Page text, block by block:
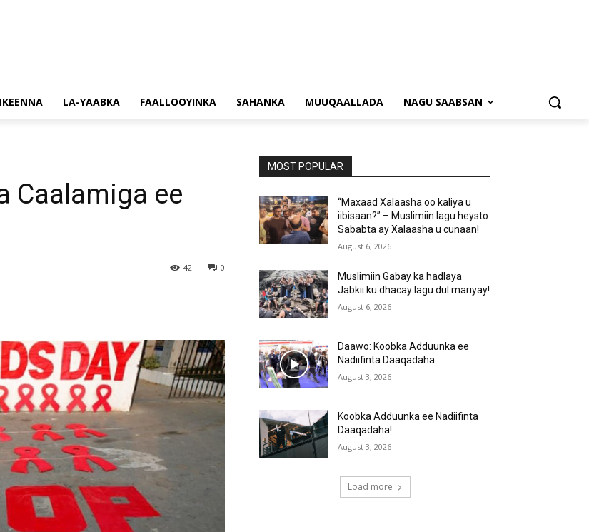
LA-YAABKA FAALLOOYINKA SAHANKA MUUQAALLADA NAGU SAABSAN
Caalamiga ee
0
42
MOST POPULAR
“Maxaad Xalaasha oo kaliya u
iibisaan?” – Muslimiin lagu heysto
Sababta ay Xalaasha u cunaan!
August 6, 2026
Muslimiin Gabay ka hadlaya
Jabkii ku dhacay lagu dul mariyay!
August 6, 2026
Daawo: Koobka Adduunka ee
Nadiifinta Daaqadaha
August 3, 2026
Koobka Adduunka ee Nadiifinta
Daaqadaha!
August 3, 2026
Load more